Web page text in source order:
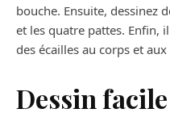
bouche. Ensuite, dessinez
et les quatre pattes. Enfin,
des écailles au corps et
Dessin